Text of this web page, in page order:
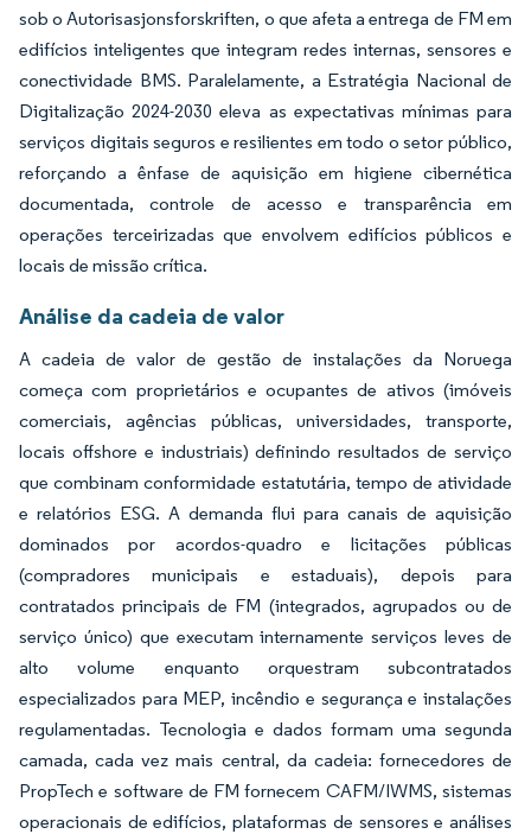
sob o Autorisasjonsforskriften, o que afeta a entrega de FM em
edifícios inteligentes que integram redes internas, sensores e
conectividade BMS. Paralelamente, a Estratégia Nacional de
Digitalização 2024-2030 eleva as expectativas mínimas para
serviços digitais seguros e resilientes em todo o setor público,
reforçando a ênfase de aquisição em higiene cibernética
documentada, controle de acesso e transparência em
operações terceirizadas que envolvem edifícios públicos e
locais de missão crítica.
Análise da cadeia de valor
A cadeia de valor de gestão de instalações da Noruega
começa com proprietários e ocupantes de ativos (imóveis
comerciais, agências públicas, universidades, transporte,
locais offshore e industriais) definindo resultados de serviço
que combinam conformidade estatutária, tempo de atividade
e relatórios ESG. A demanda flui para canais de aquisição
dominados por acordos-quadro e licitações públicas
(compradores municipais e estaduais), depois para
contratados principais de FM (integrados, agrupados ou de
serviço único) que executam internamente serviços leves de
alto volume enquanto orquestram subcontratados
especializados para MEP, incêndio e segurança e instalações
regulamentadas. Tecnologia e dados formam uma segunda
camada, cada vez mais central, da cadeia: fornecedores de
PropTech e software de FM fornecem CAFM/IWMS, sistemas
operacionais de edifícios, plataformas de sensores e análises